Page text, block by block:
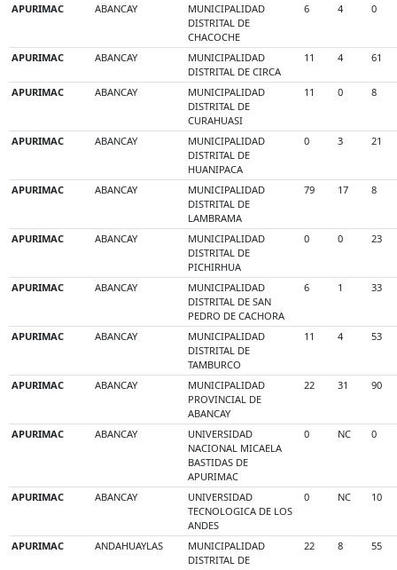
APURIMAC ABANCAY
MUNICIPALIDAD
DISTRITAL DE
CHACOCHE
6 4 0
APURIMAC ABANCAY
MUNICIPALIDAD
DISTRITAL DE CIRCA
11 4 61
APURIMAC ABANCAY
MUNICIPALIDAD
DISTRITAL DE
CURAHUASI
11 0 8
APURIMAC ABANCAY
MUNICIPALIDAD
DISTRITAL DE
HUANIPACA
0 3 21
APURIMAC ABANCAY
MUNICIPALIDAD
DISTRITAL DE
LAMBRAMA
79 17 8
APURIMAC ABANCAY
MUNICIPALIDAD
DISTRITAL DE
PICHIRHUA
0 0 23
APURIMAC ABANCAY
MUNICIPALIDAD
DISTRITAL DE SAN
PEDRO DE CACHORA
6 1 33
APURIMAC ABANCAY
MUNICIPALIDAD
DISTRITAL DE
TAMBURCO
11 4 53
APURIMAC ABANCAY
MUNICIPALIDAD
PROVINCIAL DE
ABANCAY
22 31 90
APURIMAC ABANCAY
UNIVERSIDAD
NACIONAL MICAELA
BASTIDAS DE
APURIMAC
0 NC 0
APURIMAC ABANCAY
UNIVERSIDAD
TECNOLOGICA DE LOS
ANDES
0 NC 10
APURIMAC ANDAHUAYLAS
MUNICIPALIDAD
DISTRITAL DE
22 8 55